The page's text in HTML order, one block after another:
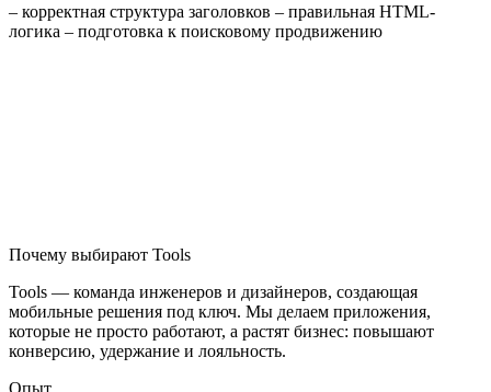
– корректная структура заголовков – правильная HTML-
логика – подготовка к поисковому продвижению
Почему выбирают Tools
Tools — команда инженеров и дизайнеров, создающая
мобильные решения под ключ. Мы делаем приложения,
которые не просто работают, а растят бизнес: повышают
конверсию, удержание и лояльность.
Опыт